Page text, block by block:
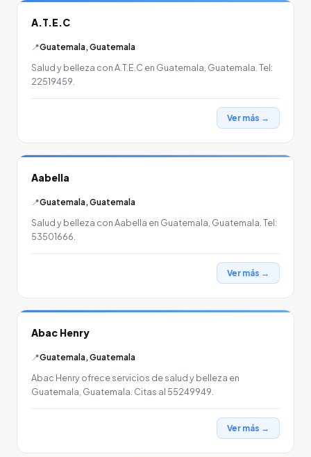
A.T.E.C
📍Guatemala, Guatemala
Salud y belleza con A.T.E.C en Guatemala, Guatemala. Tel:
22519459.
Ver más →
Aabella
📍Guatemala, Guatemala
Salud y belleza con Aabella en Guatemala, Guatemala. Tel:
53501666.
Ver más →
Abac Henry
📍Guatemala, Guatemala
Abac Henry ofrece servicios de salud y belleza en
Guatemala, Guatemala. Citas al 55249949.
Ver más →